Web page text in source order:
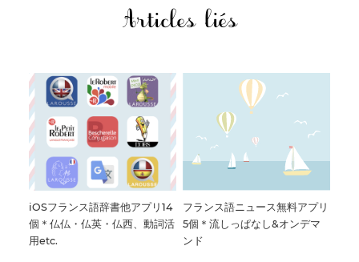
Articles liés
iOSフランス語辞書他アプリ14
個＊仏仏・仏英・仏西、動詞活
用etc.
フランス語ニュース無料アプリ
5個＊流しっぱなし&オンデマ
ンド